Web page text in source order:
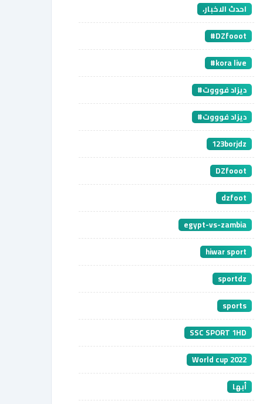
،احدث الاخبار
#DZfooot
#kora live
#ديزاد فوووت
#ديزاد فوووت
123borjdz
DZfooot
dzfoot
egypt-vs-zambia
hiwar sport
sportdz
sports
SSC SPORT 1HD
World cup 2022
أبها